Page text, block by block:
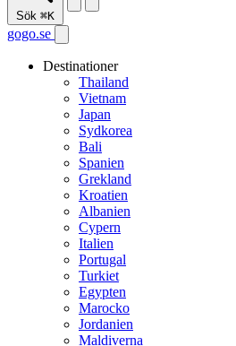
Sök ⌘K
gogo.se
Destinationer
Thailand
Vietnam
Japan
Sydkorea
Bali
Spanien
Grekland
Kroatien
Albanien
Cypern
Italien
Portugal
Turkiet
Egypten
Marocko
Jordanien
Maldiverna